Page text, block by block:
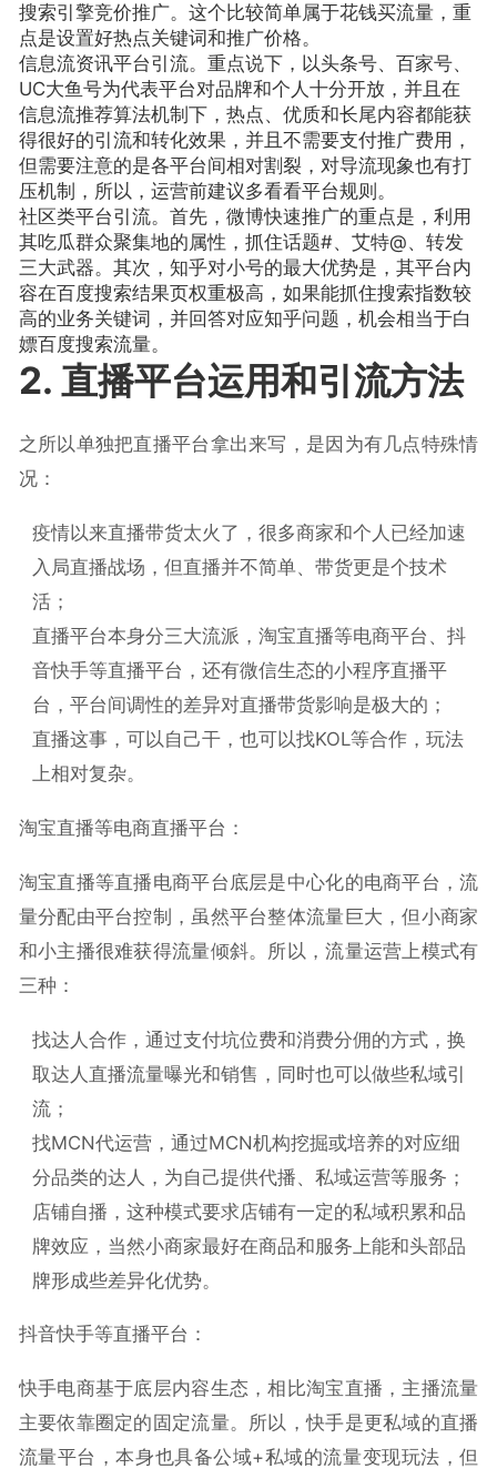
搜索引擎竞价推广。这个比较简单属于花钱买流量，重
点是设置好热点关键词和推广价格。
信息流资讯平台引流。重点说下，以头条号、百家号、
UC大鱼号为代表平台对品牌和个人十分开放，并且在
信息流推荐算法机制下，热点、优质和长尾内容都能获
得很好的引流和转化效果，并且不需要支付推广费用，
但需要注意的是各平台间相对割裂，对导流现象也有打
压机制，所以，运营前建议多看看平台规则。
社区类平台引流。首先，微博快速推广的重点是，利用
其吃瓜群众聚集地的属性，抓住话题#、艾特@、转发
三大武器。其次，知乎对小号的最大优势是，其平台内
容在百度搜索结果页权重极高，如果能抓住搜索指数较
高的业务关键词，并回答对应知乎问题，机会相当于白
嫖百度搜索流量。
2. 直播平台运用和引流方法
之所以单独把直播平台拿出来写，是因为有几点特殊情
况：
疫情以来直播带货太火了，很多商家和个人已经加速
入局直播战场，但直播并不简单、带货更是个技术
活；
直播平台本身分三大流派，淘宝直播等电商平台、抖
音快手等直播平台，还有微信生态的小程序直播平
台，平台间调性的差异对直播带货影响是极大的；
直播这事，可以自己干，也可以找KOL等合作，玩法
上相对复杂。
淘宝直播等电商直播平台：
淘宝直播等直播电商平台底层是中心化的电商平台，流
量分配由平台控制，虽然平台整体流量巨大，但小商家
和小主播很难获得流量倾斜。所以，流量运营上模式有
三种：
找达人合作，通过支付坑位费和消费分佣的方式，换
取达人直播流量曝光和销售，同时也可以做些私域引
流；
找MCN代运营，通过MCN机构挖掘或培养的对应细
分品类的达人，为自己提供代播、私域运营等服务；
店铺自播，这种模式要求店铺有一定的私域积累和品
牌效应，当然小商家最好在商品和服务上能和头部品
牌形成些差异化优势。
抖音快手等直播平台：
快手电商基于底层内容生态，相比淘宝直播，主播流量
主要依靠圈定的固定流量。所以，快手是更私域的直播
流量平台，本身也具备公域+私域的流量变现玩法，但